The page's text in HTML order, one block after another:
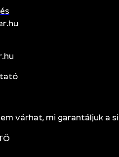
várhat, mi garantáljuk a